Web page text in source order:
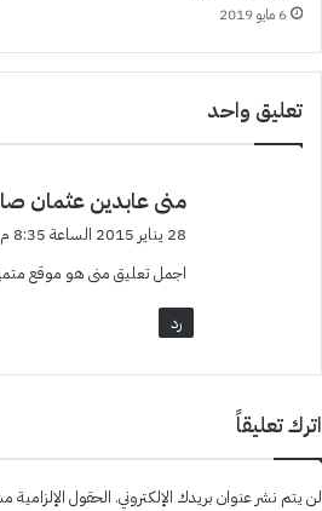
6 مايو 2019
تعليق واحد
ي
ل
منى عابدين عثمان
28 يناير 2015 الساعة 8:35 م
اجمل تعليق منى هو موقع
رد
اترك تعليقاً
لن يتم نشر عنوان بريدك الإلكتروني. الحقول الإلزامية